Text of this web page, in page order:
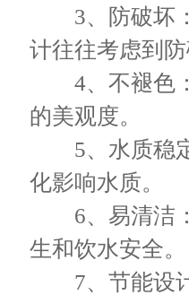
3、防破坏：
计往往考虑到
4、不褪色：
的美观度。
5、水质稳定
化影响水质。
6、易清洁：
生和饮水安全。
7、节能设计